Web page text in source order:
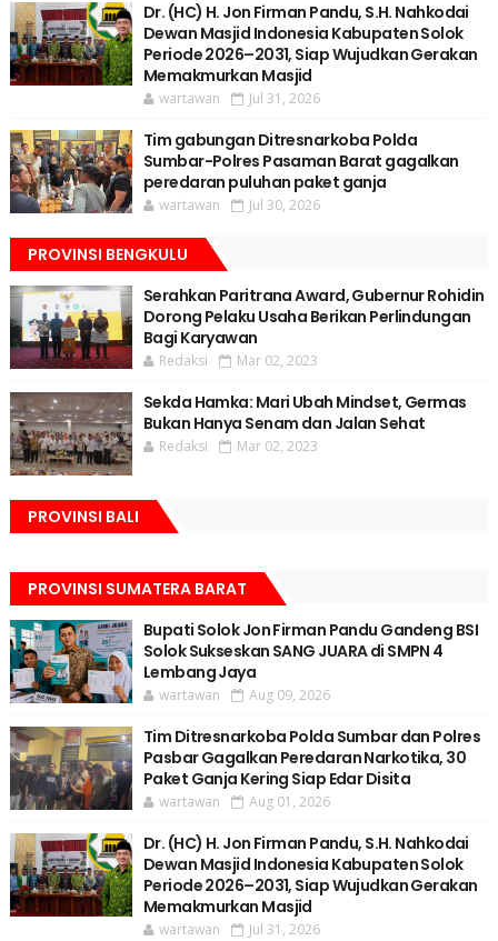
Dr. (HC) H. Jon Firman Pandu, S.H. Nahkodai
Dewan Masjid Indonesia Kabupaten Solok
Periode 2026–2031, Siap Wujudkan Gerakan
Memakmurkan Masjid
wartawan Jul 31, 2026
Tim gabungan Ditresnarkoba Polda
Sumbar-Polres Pasaman Barat gagalkan
peredaran puluhan paket ganja
wartawan Jul 30, 2026
PROVINSI BENGKULU
Serahkan Paritrana Award, Gubernur Rohidin
Dorong Pelaku Usaha Berikan Perlindungan
Bagi Karyawan
Redaksi Mar 02, 2023
Sekda Hamka: Mari Ubah Mindset, Germas
Bukan Hanya Senam dan Jalan Sehat
Redaksi Mar 02, 2023
PROVINSI BALI
PROVINSI SUMATERA BARAT
Bupati Solok Jon Firman Pandu Gandeng BSI
Solok Sukseskan SANG JUARA di SMPN 4
Lembang Jaya
wartawan Aug 09, 2026
Tim Ditresnarkoba Polda Sumbar dan Polres
Pasbar Gagalkan Peredaran Narkotika, 30
Paket Ganja Kering Siap Edar Disita
wartawan Aug 01, 2026
Dr. (HC) H. Jon Firman Pandu, S.H. Nahkodai
Dewan Masjid Indonesia Kabupaten Solok
Periode 2026–2031, Siap Wujudkan Gerakan
Memakmurkan Masjid
wartawan Jul 31, 2026